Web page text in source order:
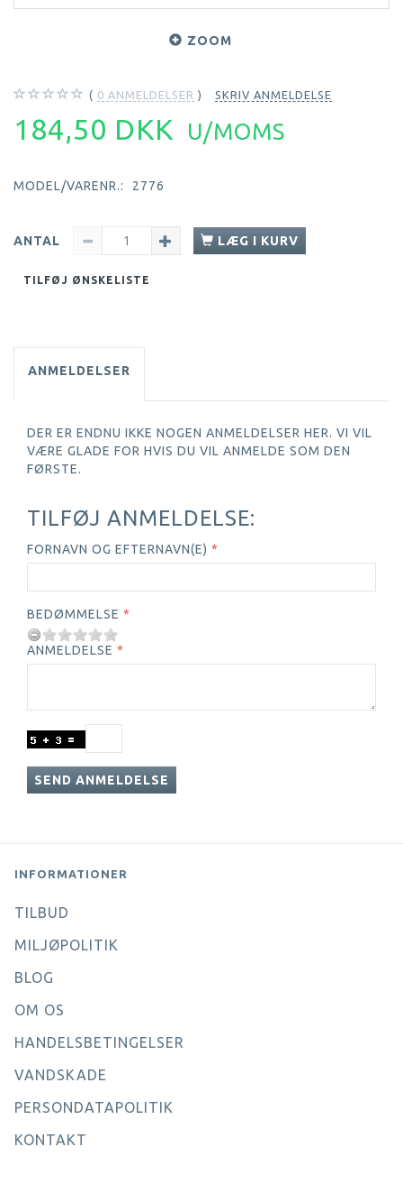
ZOOM
0 ANMELDELSER SKRIV ANMELDELSE
184,50 DKK U/MOMS
MODEL/VARENR.: 2776
ANTAL LÆG I KURV
TILFØJ ØNSKELISTE
ANMELDELSER
DER ER ENDNU IKKE NOGEN ANMELDELSER HER. VI VIL
VÆRE GLADE FOR HVIS DU VIL ANMELDE SOM DEN
FØRSTE.
TILFØJ ANMELDELSE:
FORNAVN OG EFTERNAVN(E)
BEDØMMELSE
ANMELDELSE
SEND ANMELDELSE
INFORMATIONER
TILBUD
MILJØPOLITIK
BLOG
OM OS
HANDELSBETINGELSER
VANDSKADE
PERSONDATAPOLITIK
KONTAKT